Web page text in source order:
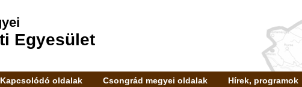
Egyesület
Kapcsolódó oldalak Csongrád megyei oldalak Hírek, programok